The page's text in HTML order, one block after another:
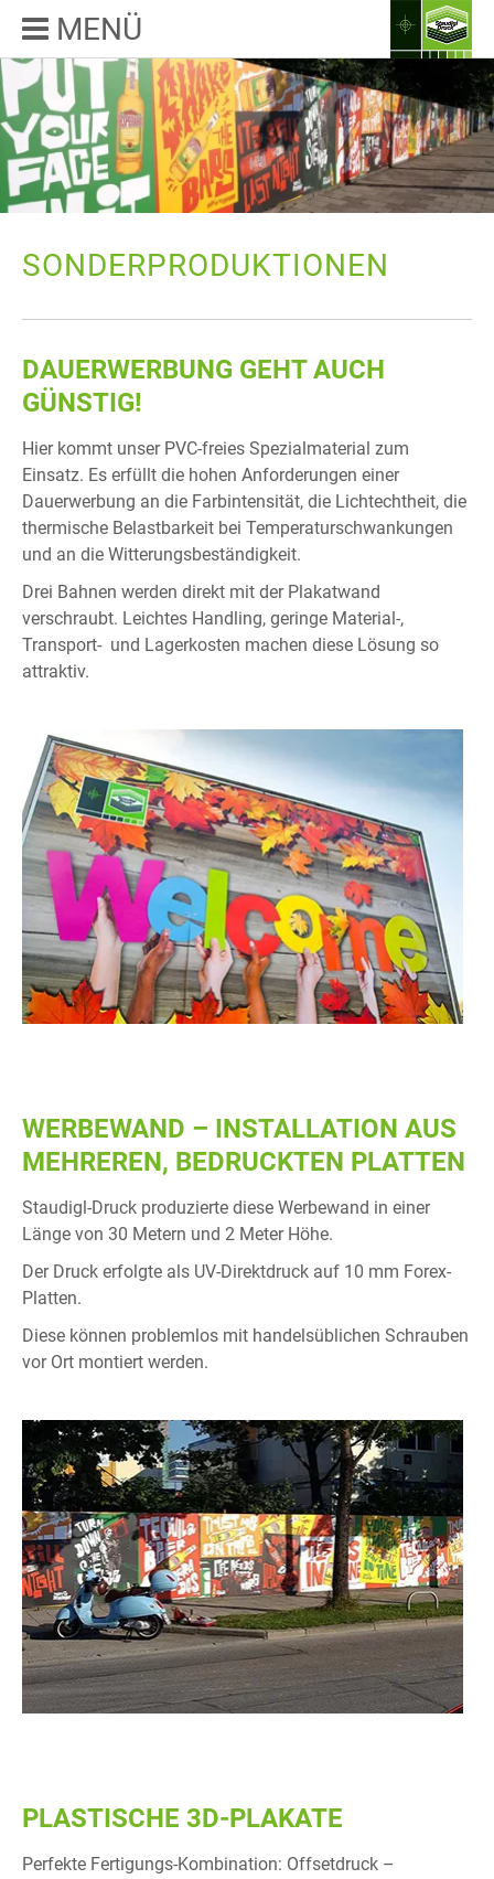
MENÜ
SONDERPRODUKTIONEN
DAUERWERBUNG GEHT AUCH
GÜNSTIG!
Hier kommt unser PVC-freies Spezialmaterial zum
Einsatz. Es erfüllt die hohen Anforderungen einer
Dauerwerbung an die Farbintensität, die Lichtechtheit, die
thermische Belastbarkeit bei Temperaturschwankungen
und an die Witterungsbeständigkeit.
Drei Bahnen werden direkt mit der Plakatwand
verschraubt. Leichtes Handling, geringe Material-,
Transport- und Lagerkosten machen diese Lösung so
attraktiv.
WERBEWAND – INSTALLATION AUS
MEHREREN, BEDRUCKTEN PLATTEN
Staudigl-Druck produzierte diese Werbewand in einer
Länge von 30 Metern und 2 Meter Höhe.
Der Druck erfolgte als UV-Direktdruck auf 10 mm Forex-
Platten.
Diese können problemlos mit handelsüblichen Schrauben
vor Ort montiert werden.
PLASTISCHE 3D-PLAKATE
Perfekte Fertigungs-Kombination: Offsetdruck –